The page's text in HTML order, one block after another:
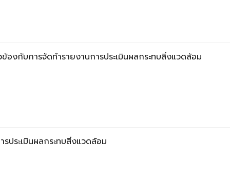
องกับการจัดทำรายงานการประเมินผลกระทบสิ่งแวดล้อม
ประเมินผลกระทบสิ่งแวดล้อม